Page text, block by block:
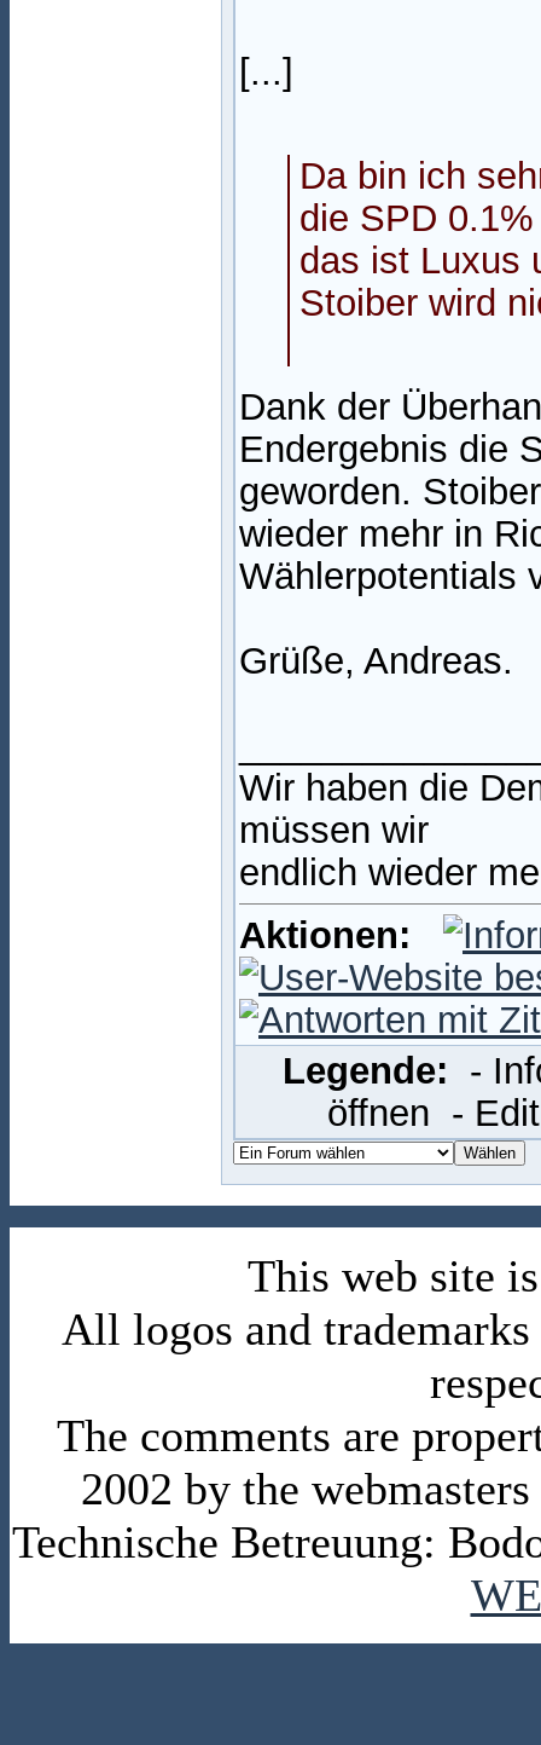
[...]
Da bin ich
die SPD
das ist Luxus
Stoiber wird
Dank der
Endergebnis die
geworden.
wieder mehr in
Wählerpotentials
Grüße, Andreas.
Wir haben die
müssen wir
endlich wieder
Aktionen:
Legende:
-
öffnen -
This web site
All logos and
The comments are
2002 by the
Technische Betreuung: